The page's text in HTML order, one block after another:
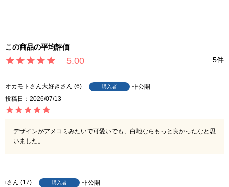
5.00 5
オカモトさん大好き 6 購入者
非公開
投稿日
2026/07/13
デザインがアメコミみたいで可愛いでも、白地ならもっと良かったなと思
いました。
i 17 購入者
非公開